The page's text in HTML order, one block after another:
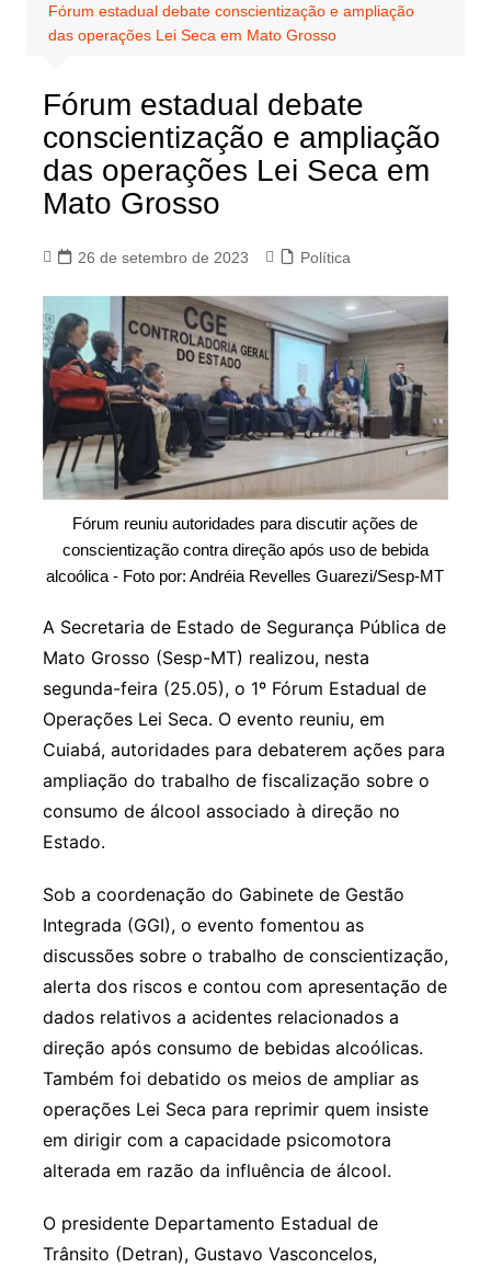
Fórum estadual debate conscientização e ampliação
das operações Lei Seca em Mato Grosso
Fórum estadual debate
conscientização e ampliação
das operações Lei Seca em
Mato Grosso
26 de setembro de 2023 Política
Fórum reuniu autoridades para discutir ações de
conscientização contra direção após uso de bebida
alcoólica - Foto por: Andréia Revelles Guarezi/Sesp-MT
A Secretaria de Estado de Segurança Pública de
Mato Grosso (Sesp-MT) realizou, nesta
segunda-feira (25.05), o 1º Fórum Estadual de
Operações Lei Seca. O evento reuniu, em
Cuiabá, autoridades para debaterem ações para
ampliação do trabalho de fiscalização sobre o
consumo de álcool associado à direção no
Estado.
Sob a coordenação do Gabinete de Gestão
Integrada (GGI), o evento fomentou as
discussões sobre o trabalho de conscientização,
alerta dos riscos e contou com apresentação de
dados relativos a acidentes relacionados a
direção após consumo de bebidas alcoólicas.
Também foi debatido os meios de ampliar as
operações Lei Seca para reprimir quem insiste
em dirigir com a capacidade psicomotora
alterada em razão da influência de álcool.
O presidente Departamento Estadual de
Trânsito (Detran), Gustavo Vasconcelos,